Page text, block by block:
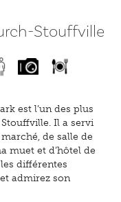
Stouffville
est l’un des plus
Il a servi
de salle de
muet et d’hôtel de
différentes
admirez son